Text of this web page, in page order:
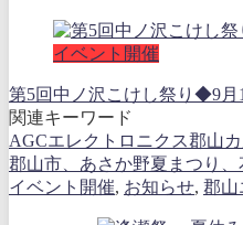
イベント開催
第5回中ノ沢こけし祭り◆9月
関連キーワード
AGCエレクトロニクス郡山
郡山市、あさか野夏まつり、
イベント開催, お知らせ, 郡山